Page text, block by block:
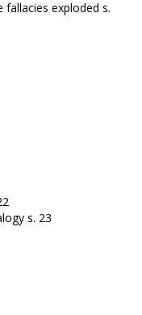
fallacies exploded s.
s. 23